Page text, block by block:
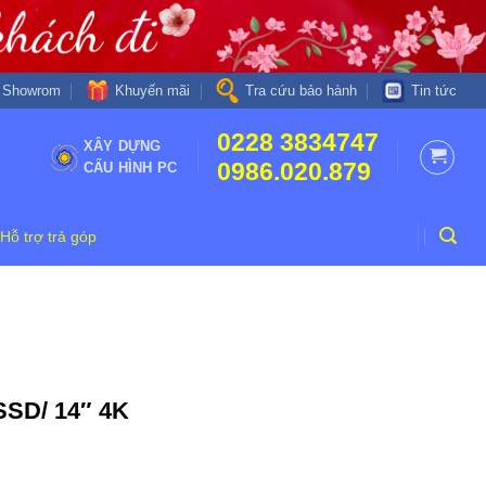
Showrom Khuyến mãi Tra cứu bảo hành Tin tức
XÂY DỰNG
CẤU HÌNH PC
0228 3834747
0986.020.879
Hỗ trợ trả góp
14″ 4K